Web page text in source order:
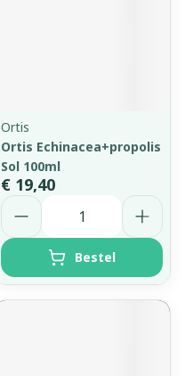
Ortis
Ortis Echinacea+propolis
Sol 100ml
€ 19,40
Aantal
Bestel